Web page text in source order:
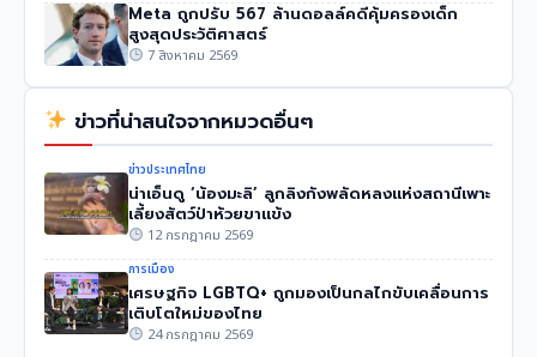
Meta ถูกปรับ 567 ล้านดอลล์คดีคุ้มครองเด็ก
สูงสุดประวัติศาสตร์
7 สิงหาคม 2569
ข่าวที่น่าสนใจจากหมวดอื่นๆ
ข่าวประเทศไทย
น่าเอ็นดู ‘น้องมะลิ’ ลูกลิงกังพลัดหลงแห่งสถานีเพาะ
เลี้ยงสัตว์ป่าห้วยขาแข้ง
12 กรกฎาคม 2569
การเมือง
เศรษฐกิจ LGBTQ+ ถูกมองเป็นกลไกขับเคลื่อนการ
เติบโตใหม่ของไทย
24 กรกฎาคม 2569